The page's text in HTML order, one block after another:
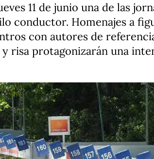
11 de junio una de las
conductor. Homenajes a
con autores de
protagonizarán una